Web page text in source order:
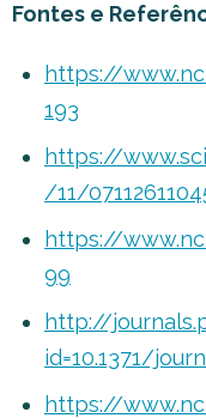
Fontes e
https://
193
https://
/11/
https://
99
http://
id=10.1371/
https://